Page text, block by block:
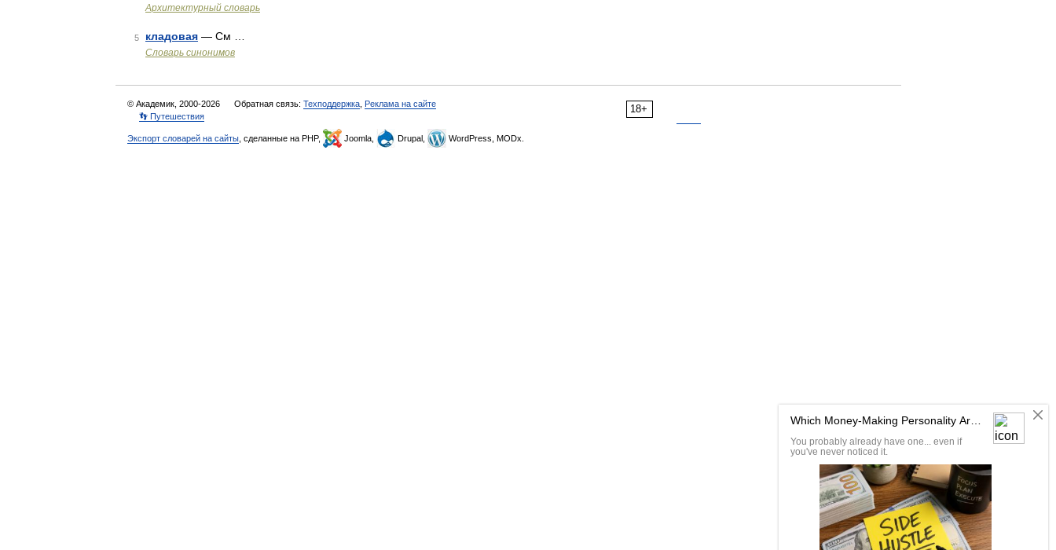
Архитектурный словарь
5 кладовая — См …
Словарь синонимов
18+
© Академик, 2000-2026 Обратная связь: Техподдержка Реклама на сайте
👣 Путешествия
Экспорт словарей на сайты , сделанные на PHP, Joomla, Drupal, WordPress, MODx.